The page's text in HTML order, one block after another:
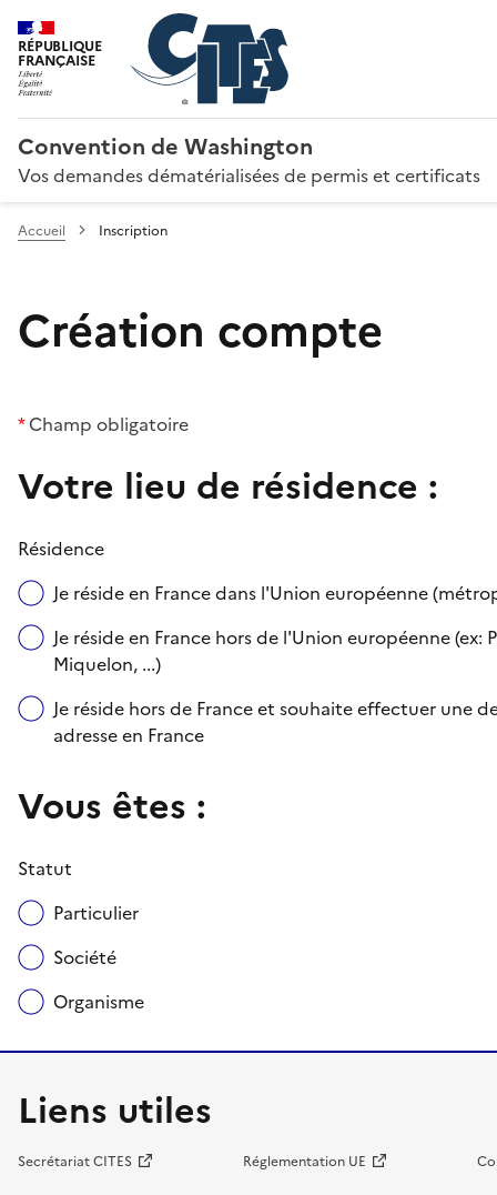
RÉPUBLIQUE
FRANÇAISE
Convention de Washington
Vos demandes dématérialisées de permis et certificats
Accueil Inscription
Création compte
*Champ obligatoire
Votre lieu de résidence :
Résidence
Je réside en France dans l'Union européenne
Je réside en France hors de l'Union européenne
Miquelon, ...)
Je réside hors de France et souhaite effectuer une
adresse en France
Vous êtes :
Statut
Particulier
Société
Organisme
Liens utiles
Secrétariat CITES Réglementation UE